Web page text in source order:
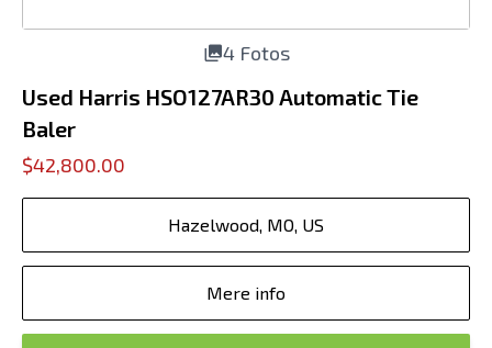
4 Fotos
Used Harris HSO127AR30 Automatic Tie
Baler
$42,800.00
Hazelwood, MO, US
Mere info